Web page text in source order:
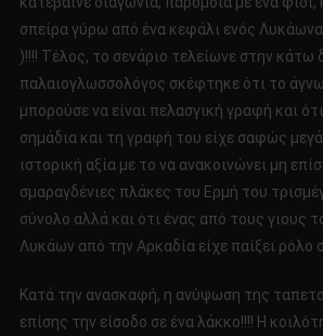
σπείρα γύρω από ένα κεφάλι ενός
)!!!! Τέλος, το σενάριο τελείωνε στην κάτω
παλαιογλωσσολόγος σκέφτηκε ότι το
μπορούσε να είναι πελασγική γραφή και
σημάδια και τη γραφή του είχε σαφώς
ιστορική αξία με το να ανακοινώνει μη
σμαραγδένιες πλάκες του Ερμή του
σύνολο αλλά και ότι ένας από τους γιους
Λυκάων από την Αρκαδία είχε παίξει ρόλο
Κατά την ανασκαφή, η ανύψωση της
επίσης την είσοδο σε ένα λάκκο!!!! Η